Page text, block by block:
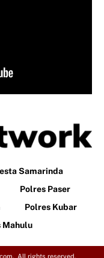
Samarinda
Polres Paser
Polres Kubar
Mahulu
All rights reserved.